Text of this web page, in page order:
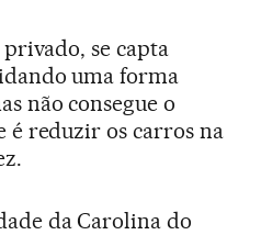
privado, se capta
uma forma
não consegue o
reduzir os carros na
da Carolina do